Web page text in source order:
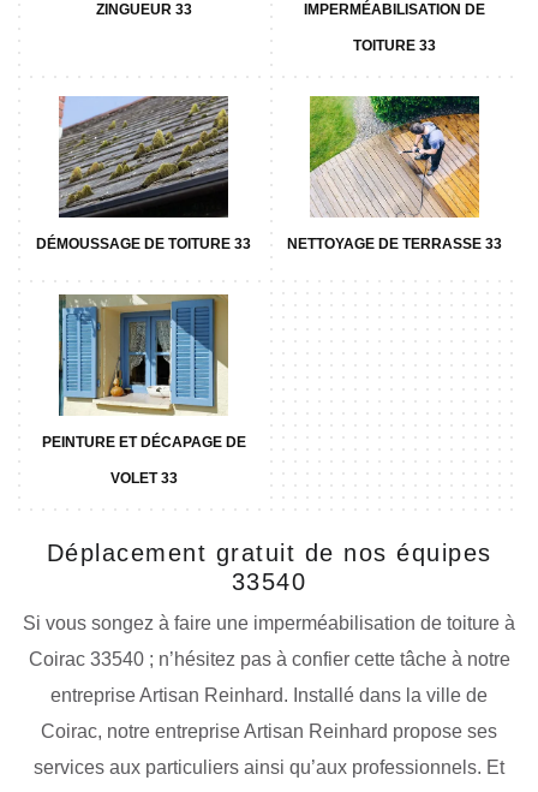
ZINGUEUR 33 IMPERMÉABILISATION DE
TOITURE 33
DÉMOUSSAGE DE TOITURE 33 NETTOYAGE DE TERRASSE 33
PEINTURE ET DÉCAPAGE DE
VOLET 33
Déplacement gratuit de nos équipes
33540
Si vous songez à faire une imperméabilisation de toiture à
Coirac 33540 ; n’hésitez pas à confier cette tâche à notre
entreprise Artisan Reinhard. Installé dans la ville de
Coirac, notre entreprise Artisan Reinhard propose ses
services aux particuliers ainsi qu’aux professionnels. Et